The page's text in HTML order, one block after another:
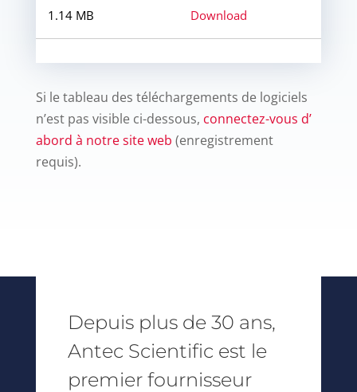
1.14 MB Download
Si le tableau des téléchargements de logiciels
n’est pas visible ci-dessous, connectez-vous d’
abord à notre site web (enregistrement
requis).
Depuis plus de 30 ans,
Antec Scientific est le
premier fournisseur